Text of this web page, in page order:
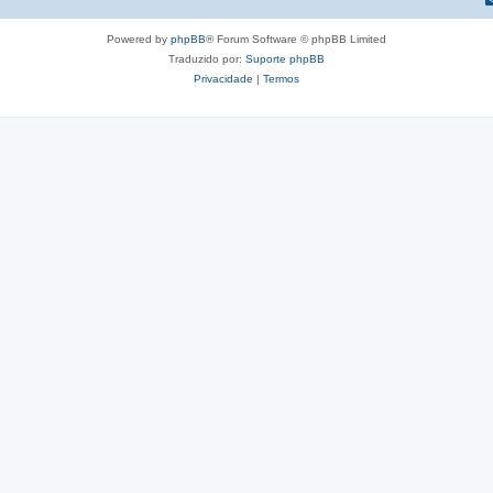
Powered by phpBB® Forum Software © phpBB Limited
Traduzido por: Suporte phpBB
Privacidade | Termos